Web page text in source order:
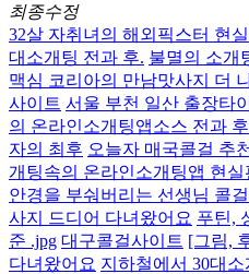
최종수정
32살 자취녀의 해외픽스터 현
대소개팅 전과 후. 불멸의 소개
맥심 코리아의 만남맛사지 더
사이트 서울 부천 일산 출장타
의 온라인소개팅앱소스 전과
자의 최후 오늘자 매국콜걸 추
개팅속의 온라인소개팅앱 현실
안경을 부숴버리는 선생님 콜
사지 드디어 다녀왔어요 푸틴,
준 .jpg 대구콜걸사이트 [그림,
다녀왔어요 지하철에서 30대